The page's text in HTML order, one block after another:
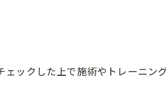
ックした上で施術やトレーニン